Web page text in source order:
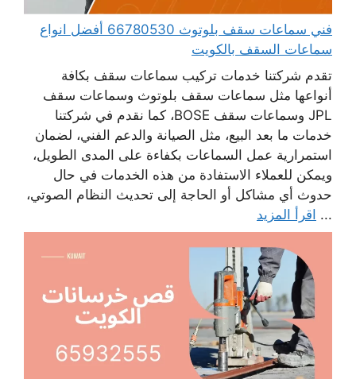
فني سماعات سقف بلوتوث 66780530 أفضل انواع
سماعات السقف بالكويت
تقدم شركتنا خدمات تركيب سماعات سقف بكافة
أنواعها مثل سماعات سقف بلوتوث وسماعات سقف
JPL وسماعات سقف BOSE، كما نقدم في شركتنا
خدمات ما بعد البيع، مثل الصيانة والدعم الفني، لضمان
استمرارية عمل السماعات بكفاءة على المدى الطويل،
ويمكن للعملاء الاستفادة من هذه الخدمات في حال
حدوث أي مشاكل أو الحاجة إلى تحديث النظام الصوتي،
... اقرأ المزيد